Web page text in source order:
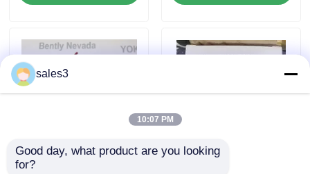
News
ALLEN BRADLEY পিএলসি পণ্য
PEPPERL FUCHS বিচ্ছিন্ন বাধা
অ্যালেন-ব্র্যাডলি ৫০৬৯-
sales3
10:07 PM
Good day, what product are you looking
for?